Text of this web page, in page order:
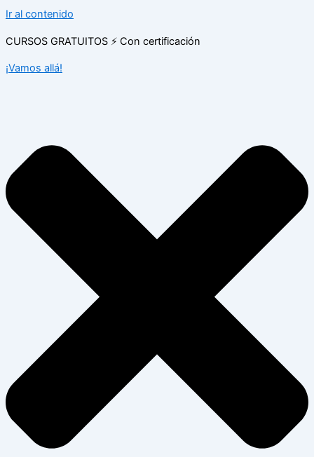
Ir al contenido
CURSOS GRATUITOS ⚡ Con certificación
¡Vamos allá!